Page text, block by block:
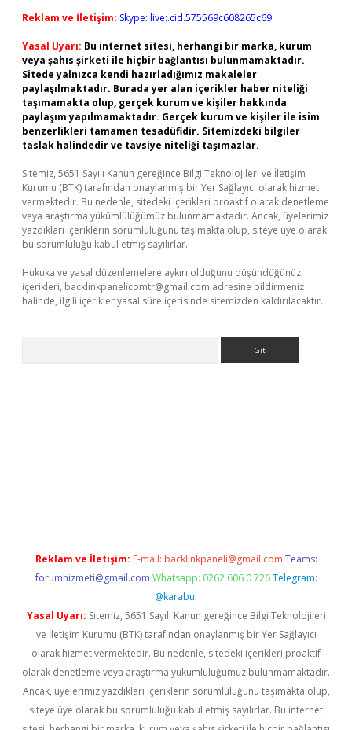
Reklam ve İletişim: Skype: live:.cid.575569c608265c69
Yasal Uyarı: Bu internet sitesi, herhangi bir marka, kurum
veya şahıs şirketi ile hiçbir bağlantısı bulunmamaktadır.
Sitede yalnızca kendi hazırladığımız makaleler
paylaşılmaktadır. Burada yer alan içerikler haber niteliği
taşımamakta olup, gerçek kurum ve kişiler hakkında
paylaşım yapılmamaktadır. Gerçek kurum ve kişiler ile isim
benzerlikleri tamamen tesadüfidir. Sitemizdeki bilgiler
taslak halindedir ve tavsiye niteliği taşımazlar.
Sitemiz, 5651 Sayılı Kanun gereğince Bilgi Teknolojileri ve İletişim
Kurumu (BTK) tarafından onaylanmış bir Yer Sağlayıcı olarak hizmet
vermektedir. Bu nedenle, sitedeki içerikleri proaktif olarak denetleme
veya araştırma yükümlülüğümüz bulunmamaktadır. Ancak, üyelerimiz
yazdıkları içeriklerin sorumluluğunu taşımakta olup, siteye üye olarak
bu sorumluluğu kabul etmiş sayılırlar.
Hukuka ve yasal düzenlemelere aykırı olduğunu düşündüğünüz
içerikleri, backlinkpanelicomtr@gmail.com adresine bildirmeniz
halinde, ilgili içerikler yasal süre içerisinde sitemizden kaldırılacaktır.
Reklam ve İletişim: E-mail: backlinkpaneli@gmail.com Teams:
forumhizmeti@gmail.com Whatsapp: 0262 606 0 726 Telegram:
@karabul
Yasal Uyarı: Sitemiz, 5651 Sayılı Kanun gereğince Bilgi Teknolojileri
ve İletişim Kurumu (BTK) tarafından onaylanmış bir Yer Sağlayıcı
olarak hizmet vermektedir. Bu nedenle, sitedeki içerikleri proaktif
olarak denetleme veya araştırma yükümlülüğümüz bulunmamaktadır.
Ancak, üyelerimiz yazdıkları içeriklerin sorumluluğunu taşımakta olup,
siteye üye olarak bu sorumluluğu kabul etmiş sayılırlar. Bu internet